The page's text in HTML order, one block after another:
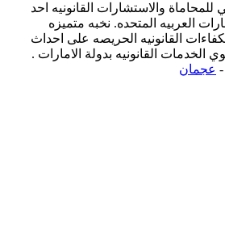
والاستشارات القانونيه احد
العربيه المتحده. نخبه متميزه
القانونيه الحريصه على احداث
الخدمات القانونيه بدولة الامارات .
- عجمان